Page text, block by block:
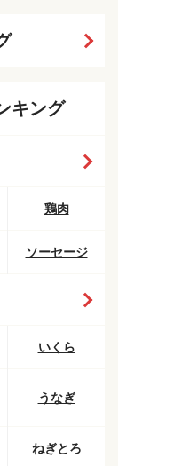
キング
鶏肉
ソーセージ
いくら
うなぎ
ねぎとろ